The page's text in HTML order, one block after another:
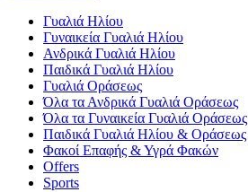
Γυαλιά Ηλίου
Γυναικεία Γυαλιά Ηλίου
Ανδρικά Γυαλιά Ηλίου
Παιδικά Γυαλιά Ηλίου
Γυαλιά Οράσεως
Όλα τα Ανδρικά Γυαλιά Οράσεως
Όλα τα Γυναικεία Γυαλιά Οράσεως
Παιδικά Γυαλιά Ηλίου & Οράσεως
Φακοί Επαφής & Υγρά Φακών
Offers
Sports